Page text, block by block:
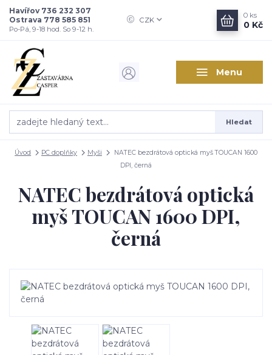
Menu
CZK
Hledat
Havířov 736 232 307
Ostrava 778 585 851
Po-Pá, 9-18 hod. So 9-12 h.
0 ks
0 Kč
Úvod PC doplňky Myši
NATEC bezdrátová optická myš TOUCAN 1600
DPI, černá
NATEC bezdrátová optická
myš TOUCAN 1600 DPI,
černá